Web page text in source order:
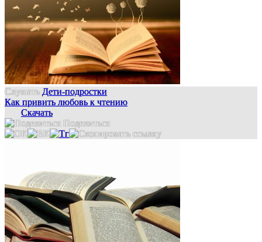
Слушать Дети-подростки
Как привить любовь к чтению
Скачать
Поделиться